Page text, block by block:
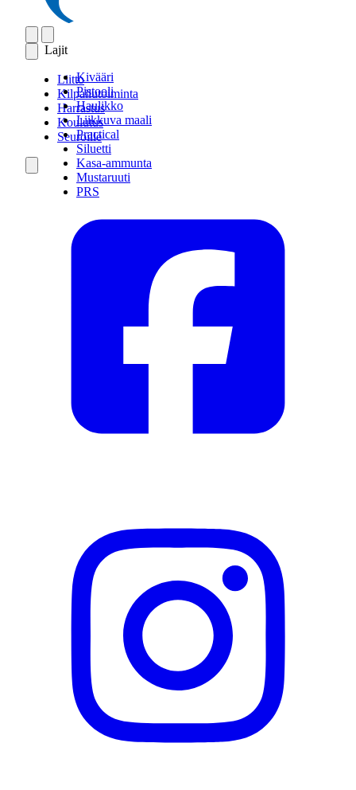
Lajit
Kivääri
Pistooli
Haulikko
Liikkuva maali
Practical
Siluetti
Kasa-ammunta
Mustaruuti
PRS
Liitto
Kilpailutoiminta
Harrastus
Koulutus
Seuroille